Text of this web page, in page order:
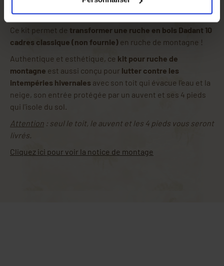
Kit pour ruche de montagne 10 cadres :
Ce kit permet de transformer une ruche en bois Dadant 10
cadres classique (non fournie) en ruche de montagne !
Authentique et esthétique, ce kit pour ruche de
montagne est aussi conçu pour lutter contre les
intempéries hivernales avec son toit qui évacue l'eau et la
neige, son entrée protégée par un auvent et ses 4 pieds
qui l'isole du sol.
Attention : seul le toit, le auvent et les 4 pieds vous seront
livrés.
Cliquez ici pour voir la notice de montage